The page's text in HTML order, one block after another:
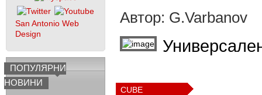
San Antonio Web
Design
ПОПУЛЯРНИ
НОВИНИ
Автор: G.Varbanov
CUBE